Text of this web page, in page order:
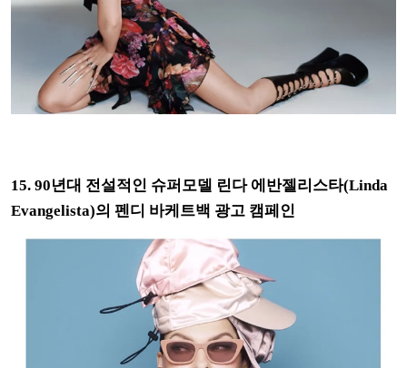
15. 90년대 전설적인 슈퍼모델 린다 에반젤리스타(Linda
Evangelista)의 펜디 바케트백 광고 캠페인